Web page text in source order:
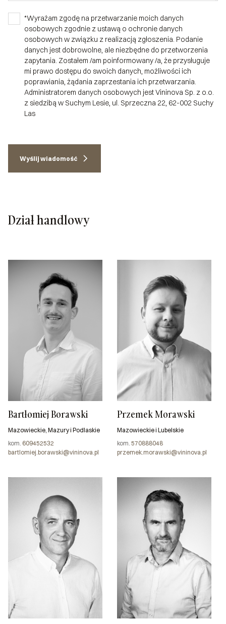
*Wyrażam zgodę na przetwarzanie moich danych
osobowych zgodnie z ustawą o ochronie danych
osobowych w związku z realizacją zgłoszenia. Podanie
danych jest dobrowolne, ale niezbędne do przetworzenia
zapytania. Zostałem /am poinformowany /a, że przysługuje
mi prawo dostępu do swoich danych, możliwości ich
poprawiania, żądania zaprzestania ich przetwarzania.
Administratorem danych osobowych jest Vininova Sp. z o.o.
z siedzibą w Suchym Lesie, ul. Sprzeczna 22, 62-002 Suchy
Las
Wyślij wiadomość
Dział handlowy
Bartłomiej Borawski
Mazowieckie, Mazury i Podlaskie
kom. 609452532
bartlomiej.borawski@vininova.pl
Przemek Morawski
Mazowieckie i Lubelskie
kom. 570888048
przemek.morawski@vininova.pl